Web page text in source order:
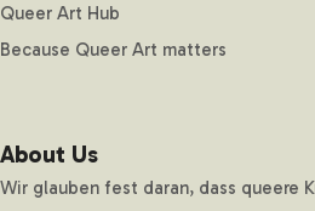
Queer Art Hub
Because Queer Art matters
About Us
Wir glauben fest daran, dass queere